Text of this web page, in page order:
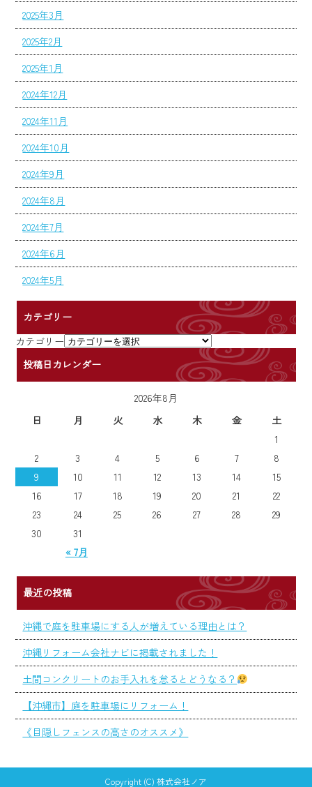
2025年3月
2025年2月
2025年1月
2024年12月
2024年11月
2024年10月
2024年9月
2024年8月
2024年7月
2024年6月
2024年5月
カテゴリー
カテゴリー
投稿日カレンダー
2026年8月
日
月 火 水 木 金 土
« 7月
1
2
3 4 5 6 7
8
9
10 11 12 13 14
15
16
17 18 19 20 21
22
23
24 25 26 27 28
29
30
31
最近の投稿
沖縄で庭を駐車場にする人が増えている理由とは？
沖縄リフォーム会社ナビに掲載されました！
土間コンクリートのお手入れを怠るとどうなる？
【沖縄市】庭を駐車場にリフォーム！
《目隠しフェンスの高さのオススメ》
Copyright (C) 株式会社ノア